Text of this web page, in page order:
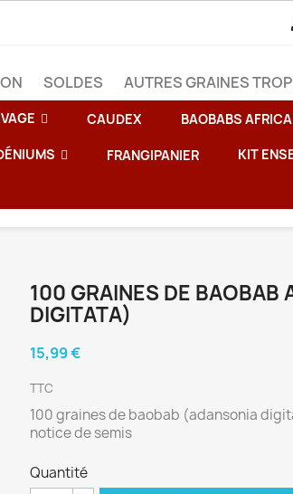
SOLDES AUTRES GRAINES
CAUDEX BAOBABS
FRANGIPANIER KIT
100 GRAINES DE BAOBAB
DIGITATA)
15,99 €
TTC
100 graines de baobab (adansonia
notice de semis
Quantité